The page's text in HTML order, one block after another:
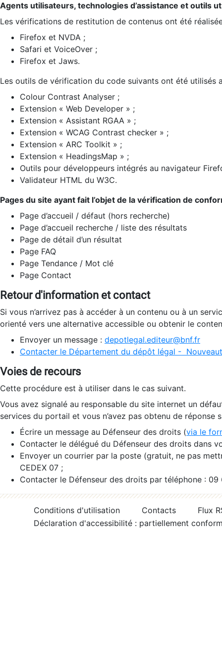
Agents utilisateurs, technologies d’assistance et outils
Les vérifications de restitution de contenus ont été
Firefox et NVDA ;
Safari et VoiceOver ;
Firefox et Jaws.
Les outils de vérification du code suivants ont été utilisés
Colour Contrast Analyser ;
Extension « Web Developer » ;
Extension « Assistant RGAA » ;
Extension « WCAG Contrast checker » ;
Extension « ARC Toolkit » ;
Extension « HeadingsMap » ;
Outils pour développeurs intégrés au navigateur
Validateur HTML du W3C.
Pages du site ayant fait l’objet de la vérification de
Page d’accueil / défaut (hors recherche)
Page d’accueil recherche / liste des résultats
Page de détail d’un résultat
Page FAQ
Page Tendance / Mot clé
Page Contact
Retour d'information et contact
Si vous n’arrivez pas à accéder à un contenu ou à un
orienté vers une alternative accessible ou obtenir le
Envoyer un message : depotlegal.editeur@bnf.fr
Contacter le Département du dépôt légal -
Voies de recours
Cette procédure est à utiliser dans le cas suivant.
Vous avez signalé au responsable du site internet un
services du portail et vous n’avez pas obtenu de réponse
Écrire un message au Défenseur des droits (via le
Contacter le délégué du Défenseur des droits dans
Envoyer un courrier par la poste (gratuit, ne pas
CEDEX 07 ;
Contacter le Défenseur des droits par téléphone :
Conditions d'utilisation Contacts
Flux
Déclaration d'accessibilité : partiellement